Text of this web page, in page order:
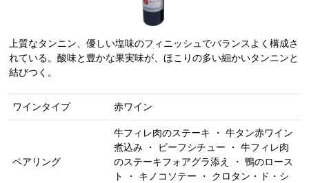
上質なタンニン、優しい塩味のフィニッシュでバランスよく構成さ
れている。酸味と豊かな果実味が、ほこりの多い細かいタンニンと
結びつく。
ワインタイプ 赤ワイン
ペアリング
牛フィレ肉のステーキ ・ 牛タン赤ワイン
煮込み ・ ビーフシチュー ・ 牛フィレ肉
のステーキフォアグラ添え ・ 鴨のロース
ト ・ キノコソテー ・ クロタン・ド・シ